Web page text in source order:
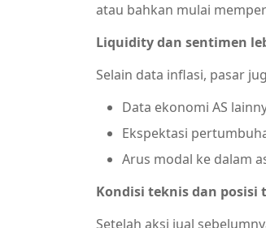
atau bahkan mulai
Liquidity dan sentimen
Selain data inflasi, pasar
Data ekonomi AS
Ekspektasi
Arus modal ke dalam
Kondisi teknis dan posisi
Setelah aksi jual